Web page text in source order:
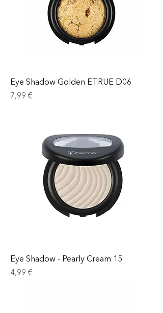
Eye Shadow Golden ETRUE D06
Prix
7,99 €
Eye Shadow - Pearly Cream 15
Prix
4,99 €